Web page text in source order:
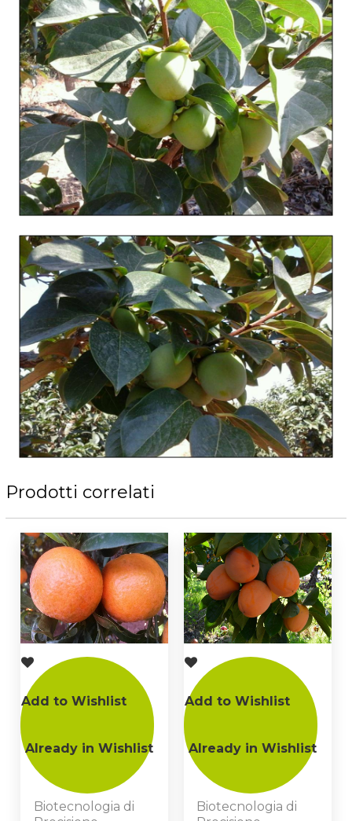
Prodotti correlati
Add to Wishlist
Already in Wishlist
Biotecnologia di
Add to Wishlist
Already in Wishlist
Biotecnologia di